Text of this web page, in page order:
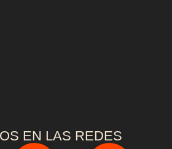
EN LAS REDES